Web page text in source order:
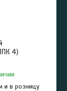
4)
и в розницу